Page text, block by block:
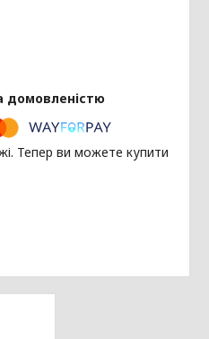
домовленістю
Тепер ви можете купити